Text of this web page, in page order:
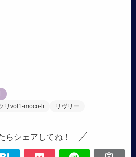
リvol1-moco-lr リヴリー
らシェアしてね！